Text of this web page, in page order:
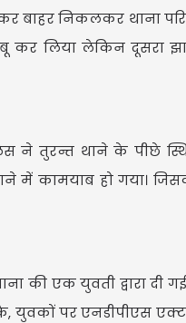
निकलकर थाना
लिया लेकिन दूसरा
तुरन्त थाने के पीछे
कामयाब हो गया।
की एक युवती द्वारा दी
युवकों पर एनडीपीएस